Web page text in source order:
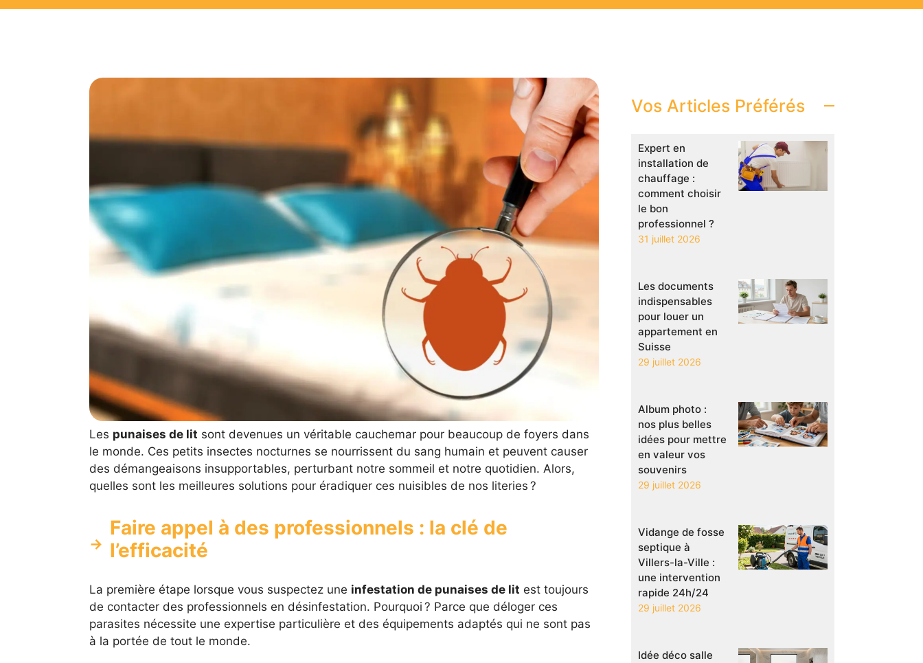
Les punaises de lit sont devenues un véritable cauchemar pour beaucoup de foyers dans
le monde. Ces petits insectes nocturnes se nourrissent du sang humain et peuvent causer
des démangeaisons insupportables, perturbant notre sommeil et notre quotidien. Alors,
quelles sont les meilleures solutions pour éradiquer ces nuisibles de nos literies ?
Faire appel à des professionnels : la clé de
l’efficacité
La première étape lorsque vous suspectez une infestation de punaises de lit est toujours
de contacter des professionnels en désinfestation. Pourquoi ? Parce que déloger ces
parasites nécessite une expertise particulière et des équipements adaptés qui ne sont pas
à la portée de tout le monde.
Vos Articles Préférés
Expert en
installation de
chauffage :
comment choisir
le bon
professionnel ?
31 juillet 2026
Les documents
indispensables
pour louer un
appartement en
Suisse
29 juillet 2026
Album photo :
nos plus belles
idées pour mettre
en valeur vos
souvenirs
29 juillet 2026
Vidange de fosse
septique à
Villers-la-Ville :
une intervention
rapide 24h/24
29 juillet 2026
Idée déco salle